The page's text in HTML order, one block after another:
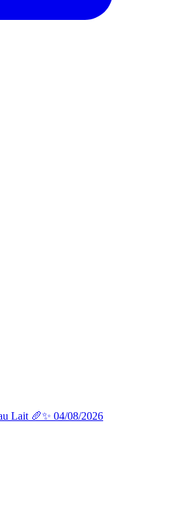
Lait 🥖✨ 04/08/2026